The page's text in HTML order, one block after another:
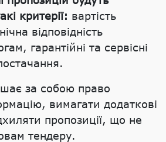
критерії: вартість
відповідність
гарантійні та сервісні
за собою право
вимагати додаткові
пропозиції, що не
тендеру.